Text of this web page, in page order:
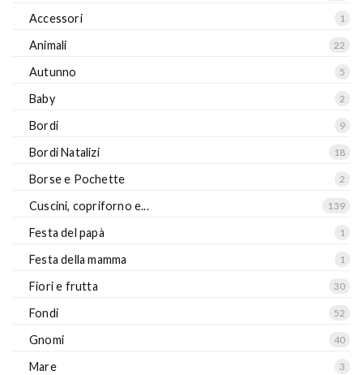
Accessori 1
Animali 22
Autunno 5
Baby 2
Bordi 9
Bordi Natalizi 18
Borse e Pochette 2
Cuscini, copriforno e... 139
Festa del papà 1
Festa della mamma 1
Fiori e frutta 30
Fondi 52
Gnomi 40
Mare 3